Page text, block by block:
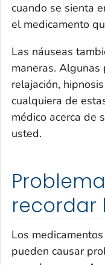
cuando se sienta
el medicamento
Las náuseas
maneras. Algunas
relajación,
cualquiera de
médico acerca de
usted.
recordar
Los
pueden causar